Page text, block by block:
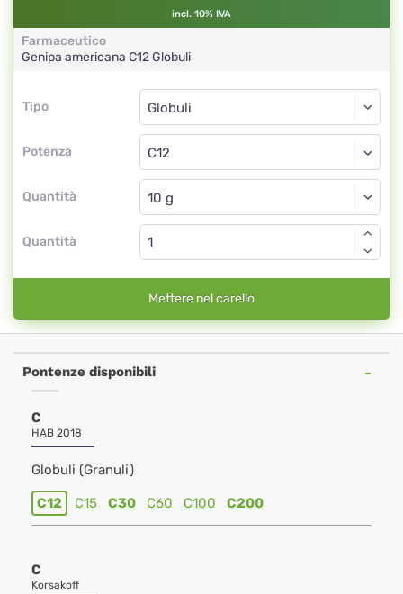
incl. 10% IVA
Farmaceutico
Genipa americana C12Globuli
Tipo
Tipo
Potenza
Globuli
C12
Quantità
Globuli
Quantità
Mettere nel carello
Pontenze disponibili
C
HAB 2018
Globuli (Granuli)
C12 C15 C30 C60 C100 C200
C
Korsakoff